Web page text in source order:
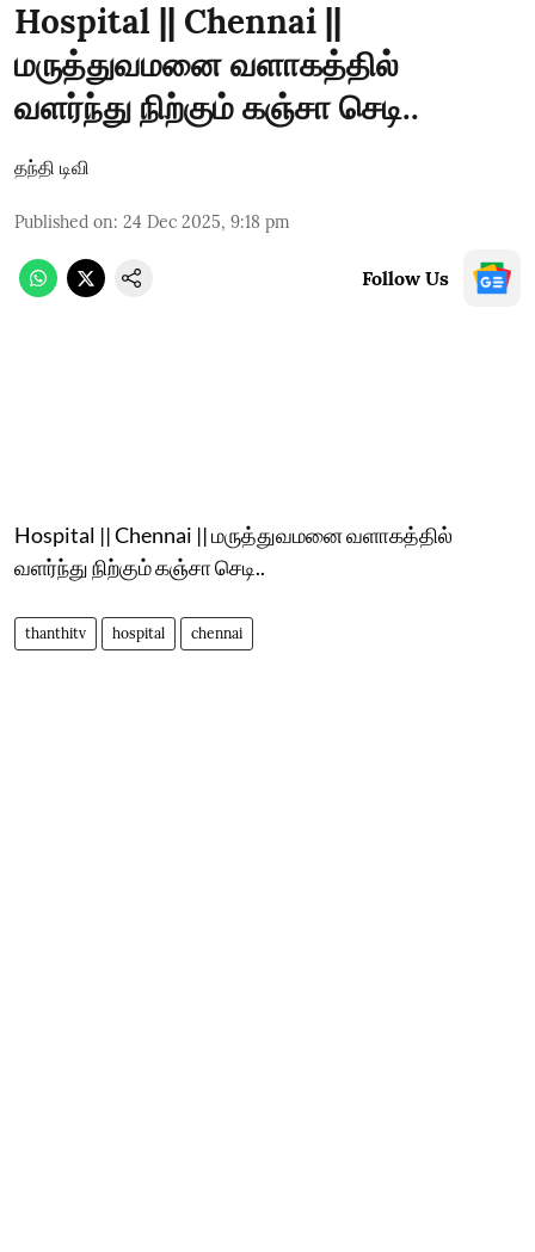
Hospital || Chennai ||
மருத்துவமனை வளாகத்தில்
வளர்ந்து நிற்கும் கஞ்சா செடி..
தந்தி டிவி
Published on: 24 Dec 2025, 9:18 pm
Follow Us
Hospital || Chennai || மருத்துவமனை வளாகத்தில்
வளர்ந்து நிற்கும் கஞ்சா செடி..
thanthitv hospital chennai